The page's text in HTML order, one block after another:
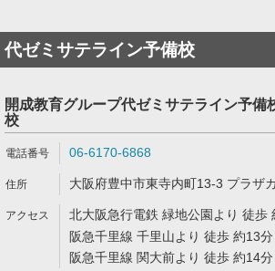
代ゼミサテライン予備校
開成教育グループ代ゼミサテライン予備
校
06-6170-6868
大阪府豊中市東寺内町13-3 プラザ
北大阪急行電鉄 緑地公園より 徒歩
阪急千里線 千里山より 徒歩 約13分
阪急千里線 関大前より 徒歩 約14分